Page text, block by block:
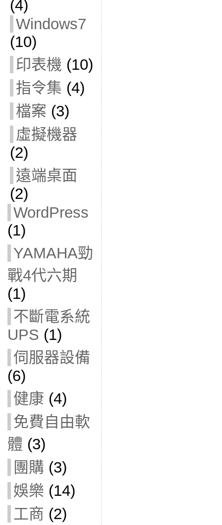
(4)
Windows7
(10)
印表機 (10)
指令集 (4)
檔案 (3)
虛擬機器
(2)
遠端桌面
(2)
WordPress
(1)
YAMAHA勁
戰4代六期
(1)
不斷電系統
UPS (1)
伺服器設備
(6)
健康 (4)
免費自由軟
體 (3)
團購 (3)
娛樂 (14)
工商 (2)